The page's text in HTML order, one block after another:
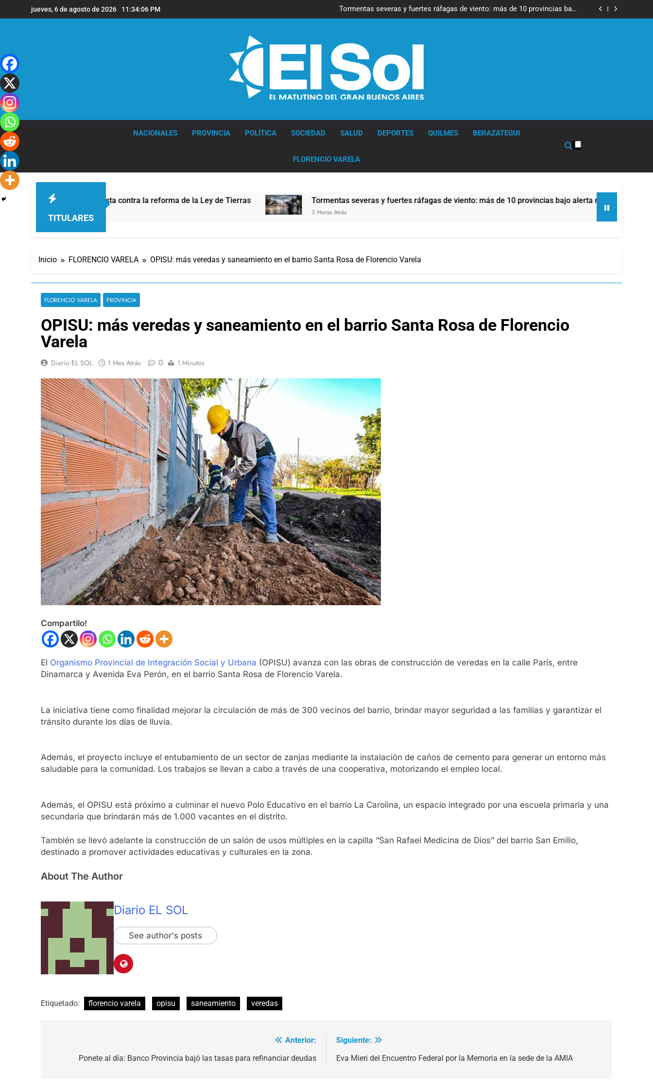
al
jueves, 6 de agosto de 2026 11:34:06 PM
protesta contra la reforma de la Ley de Tierras
Tormentas severas y fuertes ráfagas de viento: más de 10 provincias bajo
alerta meteorológica
Senado debate el proyecto sobre propiedad privada con foco en los
Tormentas severas y fuertes ráfagas de viento: más de 10 provincias bajo
Senado debate el proyecto sobre propiedad privada con foco en los
Día del Cirujano Torácico: una especialidad clave para el cuidado de la
NACIONALES PROVINCIA POLÍTICA SOCIEDAD SALUD DEPORTES QUILMES BERAZATEGUI
FLORENCIO VARELA
TITULARES
por la protesta contra la reforma de la Ley de Tierras Tormentas severas y fuertes ráfagas de viento: más de 10 provincias bajo alerta meteorológica
3 Horas Atrás
Inicio FLORENCIO VARELA OPISU: más veredas y saneamiento en el barrio Santa Rosa de Florencio Varela
FLORENCIO VARELA PROVINCIA
OPISU: más veredas y saneamiento en el barrio Santa Rosa de Florencio
Varela
Diario EL SOL 1 Mes Atrás 0 1 Minutos
Compartilo!
El Organismo Provincial de Integración Social y Urbana (OPISU) avanza con las obras de construcción de veredas en la calle París, entre
Dinamarca y Avenida Eva Perón, en el barrio Santa Rosa de Florencio Varela.
La iniciativa tiene como finalidad mejorar la circulación de más de 300 vecinos del barrio, brindar mayor seguridad a las familias y garantizar el
tránsito durante los días de lluvia.
Además, el proyecto incluye el entubamiento de un sector de zanjas mediante la instalación de caños de cemento para generar un entorno más
saludable para la comunidad. Los trabajos se llevan a cabo a través de una cooperativa, motorizando el empleo local.
Además, el OPISU está próximo a culminar el nuevo Polo Educativo en el barrio La Carolina, un espacio integrado por una escuela primaria y una
secundaria que brindarán más de 1.000 vacantes en el distrito.
También se llevó adelante la construcción de un salón de usos múltiples en la capilla “San Rafael Medicina de Dios” del barrio San Emilio,
destinado a promover actividades educativas y culturales en la zona.
About The Author
Diario EL SOL
See author's posts
Etiquetado: florencio varela opisu saneamiento veredas
Anterior:
Ponete al día: Banco Provincia bajó las tasas para refinanciar deudas
Siguiente:
Eva Mieri del Encuentro Federal por la Memoria en la sede de la AMIA